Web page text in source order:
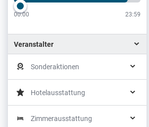
00:00 23:59
Veranstalter
Sonderaktionen
Hotelausstattung
Zimmerausstattung